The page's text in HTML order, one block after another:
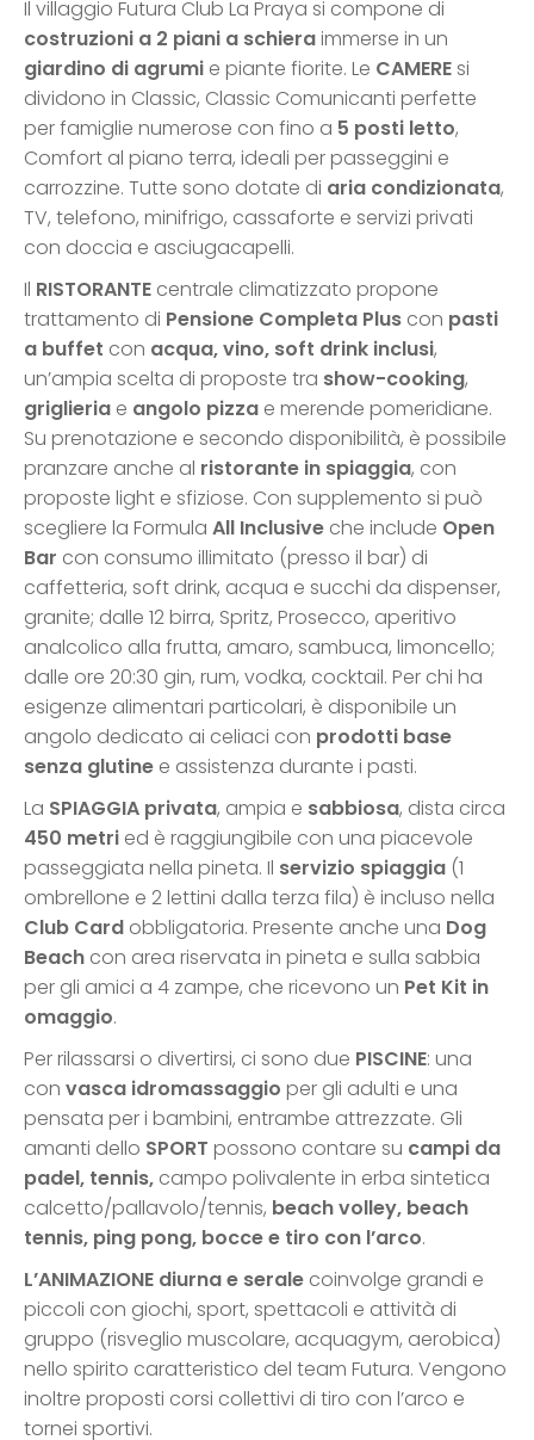
Il villaggio Futura Club La Praya si compone di
costruzioni a 2 piani a schieraimmerse in un
giardino di agrumi e piante fiorite. Le CAMEREsi
dividono in Classic, Classic Comunicanti perfette
per famiglie numerose con fino a 5 posti letto,
Comfort al piano terra, ideali per passeggini e
carrozzine. Tutte sono dotate di aria condizionata,
TV, telefono, minifrigo, cassaforte e servizi privati
con doccia e asciugacapelli.
Il RISTORANTE centrale climatizzato propone
trattamento di Pensione Completa Plus con pasti
a buffet con acqua, vino, soft drink inclusi,
un’ampia scelta di proposte tra show-cooking,
griglieria e angolo pizza e merende pomeridiane.
Su prenotazione e secondo disponibilità, è possibile
pranzare anche al ristorante in spiaggia, con
proposte light e sfiziose. Con supplemento si può
scegliere la Formula All Inclusive che include Open
Bar con consumo illimitato (presso il bar) di
caffetteria, soft drink, acqua e succhi da dispenser,
granite; dalle 12 birra, Spritz, Prosecco, aperitivo
analcolico alla frutta, amaro, sambuca, limoncello;
dalle ore 20:30 gin, rum, vodka, cocktail. Per chi ha
esigenze alimentari particolari, è disponibile un
angolo dedicato ai celiaci con prodotti base
senza glutine e assistenza durante i pasti.
La SPIAGGIA privata, ampia e sabbiosa, dista circa
450 metri ed è raggiungibile con una piacevole
passeggiata nella pineta. Il servizio spiaggia (1
ombrellone e 2 lettini dalla terza fila) è incluso nella
Club Card obbligatoria. Presente anche una Dog
Beach con area riservata in pineta e sulla sabbia
per gli amici a 4 zampe, che ricevono un Pet Kit in
omaggio.
Per rilassarsi o divertirsi, ci sono due PISCINE: una
con vasca idromassaggio per gli adulti e una
pensata per i bambini, entrambe attrezzate. Gli
amanti dello SPORT possono contare su campi da
padel, tennis, campo polivalente in erba sintetica
calcetto/pallavolo/tennis, beach volley, beach
tennis, ping pong, bocce e tiro con l’arco.
L’ANIMAZIONE diurna e serale coinvolge grandi e
piccoli con giochi, sport, spettacoli e attività di
gruppo (risveglio muscolare, acquagym, aerobica)
nello spirito caratteristico del team Futura. Vengono
inoltre proposti corsi collettivi di tiro con l’arco e
tornei sportivi.